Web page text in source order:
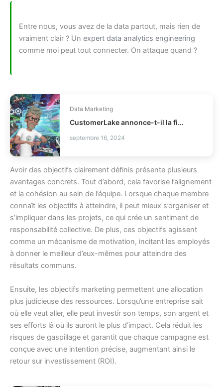
Entre nous, vous avez de la data partout, mais rien de
vraiment clair ? Un expert data analytics engineering
comme moi peut tout connecter. On attaque quand ?
Data Marketing
CustomerLake annonce-t-il la fin des CDP legacy ?
septembre 16, 2024
Avoir des objectifs clairement définis présente plusieurs
avantages concrets. Tout d’abord, cela favorise l’alignement
et la cohésion au sein de l’équipe. Lorsque chaque membre
connaît les objectifs à atteindre, il peut mieux s’organiser et
s’impliquer dans les projets, ce qui crée un sentiment de
responsabilité collective. De plus, ces objectifs agissent
comme un mécanisme de motivation, incitant les employés
à donner le meilleur d’eux-mêmes pour atteindre des
résultats communs.
Ensuite, les objectifs marketing permettent une allocation
plus judicieuse des ressources. Lorsqu’une entreprise sait
où elle veut aller, elle peut investir son temps, son argent et
ses efforts là où ils auront le plus d’impact. Cela réduit les
risques de gaspillage et garantit que chaque campagne est
conçue avec une intention précise, augmentant ainsi le
retour sur investissement (ROI).